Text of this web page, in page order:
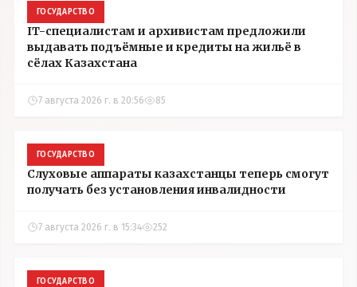
ГОСУДАРСТВО
IT-специалистам и архивистам предложили
выдавать подъёмные и кредиты на жильё в
сёлах Казахстана
7 августа 2026 г. в 20:56 85
ГОСУДАРСТВО
Слуховые аппараты казахстанцы теперь смогут
получать без установления инвалидности
7 августа 2026 г. в 15:34 252
ГОСУДАРСТВО